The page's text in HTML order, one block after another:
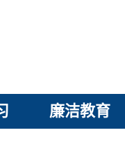
廉洁教育